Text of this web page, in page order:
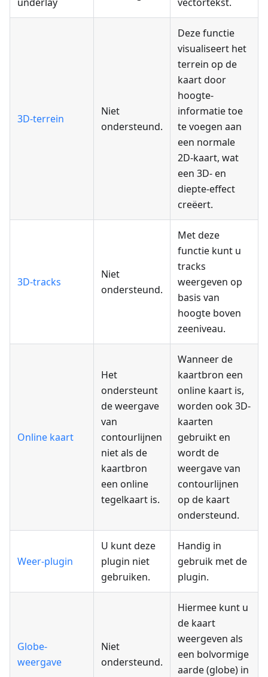
3D-terrein
Niet
ondersteund.
Deze functie
visualiseert het
terrein op de
kaart door
hoogte-
informatie toe
te voegen aan
een normale
2D-kaart, wat
een 3D- en
diepte-effect
creëert.
3D-tracks
Niet
ondersteund.
Met deze
functie kunt u
tracks
weergeven op
basis van
hoogte boven
zeeniveau.
Online kaart
Het
ondersteunt
de weergave
van
contourlijnen
niet als de
kaartbron
een online
tegelkaart is.
Wanneer de
kaartbron een
online kaart is,
worden ook 3D-
kaarten
gebruikt en
wordt de
weergave van
contourlijnen
op de kaart
ondersteund.
Weer-plugin
U kunt deze
plugin niet
gebruiken.
Handig in
gebruik met de
plugin.
Globe-
weergave
Niet
ondersteund.
Hiermee kunt u
de kaart
weergeven als
een bolvormige
aarde (globe) in